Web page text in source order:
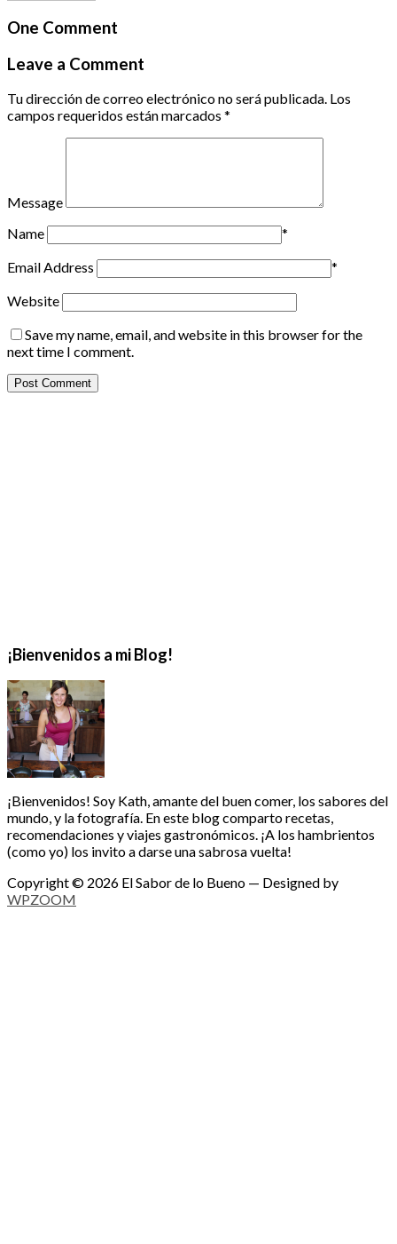
One Comment
Leave a Comment
Tu dirección de correo electrónico no será publicada. Los
campos requeridos están marcados *
Message
Name
*
Email Address
*
Website
Save my name, email, and website in this browser for the
next time I comment.
¡Bienvenidos a mi Blog!
¡Bienvenidos! Soy Kath, amante del buen comer, los sabores del
mundo, y la fotografía. En este blog comparto recetas,
recomendaciones y viajes gastronómicos. ¡A los hambrientos
(como yo) los invito a darse una sabrosa vuelta!
Copyright © 2026 El Sabor de lo Bueno — Designed by
WPZOOM